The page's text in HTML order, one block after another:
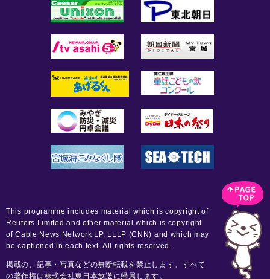
This programme includes material which is copyright of
Reuters Limited and other material which is copyright
of Cable News Network LP, LLLP (CNN) and which may
be captioned in each text. All rights reserved.
掲載の、記事・写真などの無断転載を禁止します。すべて
の著作権は株式会社東日本放送に帰属します。